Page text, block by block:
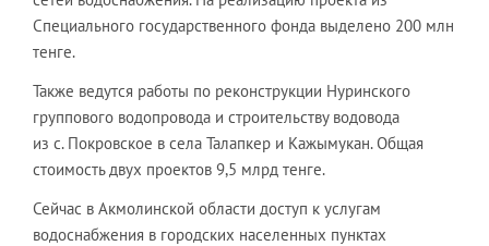
Специального государственного фонда выделено 200 млн
тенге.
Также ведутся работы по реконструкции Нуринского
группового водопровода и строительству водовода
из с. Покровское в села Талапкер и Кажымукан. Общая
стоимость двух проектов 9,5 млрд тенге.
Сейчас в Акмолинской области доступ к услугам
водоснабжения в городских населенных пунктах